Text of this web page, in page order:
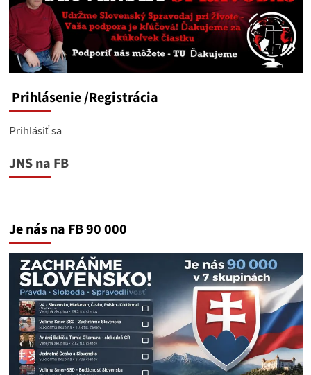
sa
neplánuje
úplne
vzdať
ruských
S-
Prihlásenie/Registrácia
Prihlásiť sa
JNS na FB
Je nás na FB 90 000